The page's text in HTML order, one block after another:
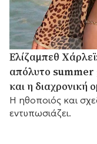
Ελίζαμπεθ
απόλυτο summer
και η διαχρονική
Η ηθοποιός και
εντυπωσιάζει.